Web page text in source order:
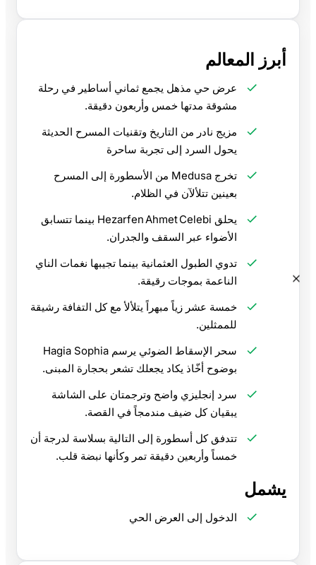
أبرز المعالم
عرض حي مذهل يجمع ثماني أساطير في رحلة
مشوقة مدتها خمس وأربعون دقيقة.
مزيج نادر من التاريخ وتقنيات المسرح الحديثة
يحول السرد إلى تجربة ساحرة
تخرج Medusa من الأسطورة إلى المسرح
بعينين تتلألآن في الظلام.
يحلق Hezarfen Ahmet Celebi بينما تتسابق
الأضواء عبر السقف والجدران.
تدوي الطبول العثمانية بينما تجيبها نغمات الناي
الناعمة بموجات رقيقة.
خمسة عشر زياً مبهراً يتلألأ مع كل التفافة رشيقة
للممثلين.
سحر الإسقاط الضوئي يرسم Hagia Sophia
بوضوح أخّاذ يكاد يجعلك تشعر بحجارة المبنى.
سرد إنجليزي واضح وترجمتان على الشاشة
يبقيان كل ضيف مندمجاً في القصة.
تتدفق كل أسطورة إلى التالية بسلاسة لدرجة أن
خمساً وأربعين دقيقة تمر وكأنها نبضة قلب.
يشمل
الدخول إلى العرض الحي